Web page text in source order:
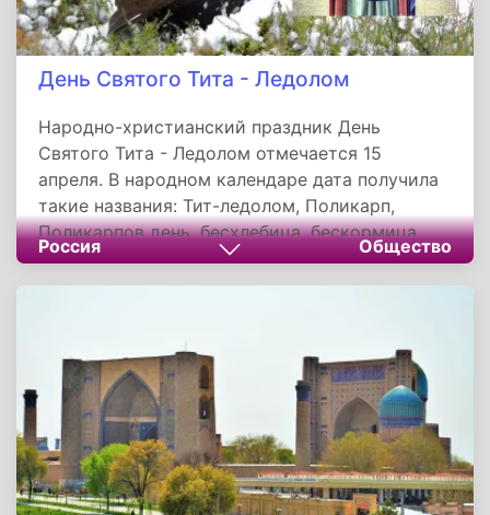
День Святого Тита - Ледолом
Народно-христианский праздник День
Святого Тита - Ледолом отмечается 15
апреля. В народном календаре дата получила
такие названия: Тит-ледолом, Поликарп,
Поликарпов день, бесхлебица, бескормица.
Православная церковь сегодня почитает
память преподобного Тита, чудотворца и
Россия Общество